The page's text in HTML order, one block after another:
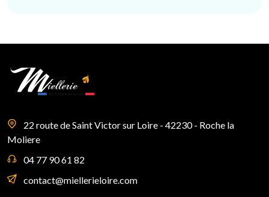
22 route de Saint Victor sur Loire - 42230 - Roche la
Moliere
04 77 90 61 82
contact@miellerieloire.com